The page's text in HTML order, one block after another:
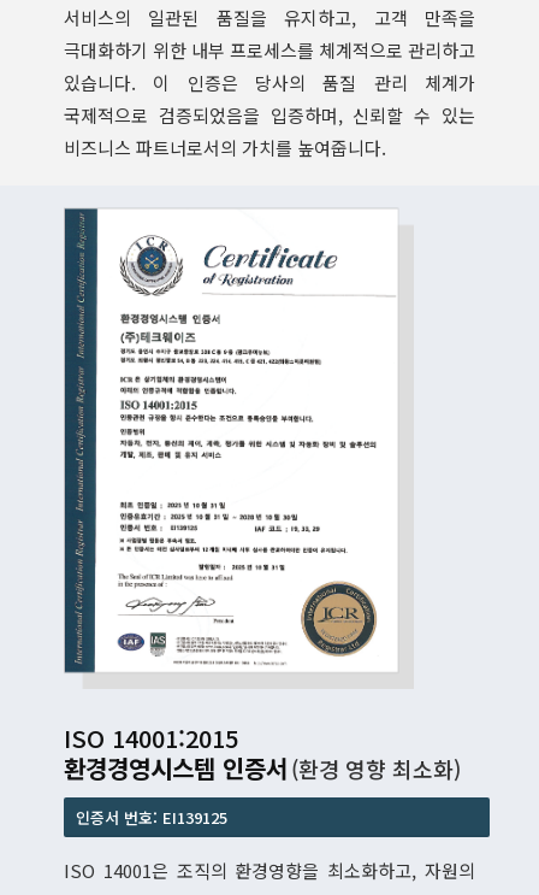
서비스의 일관된 품질을 유지하고, 고객 만족을
극대화하기 위한 내부 프로세스를 체계적으로 관리하고
있습니다. 이 인증은 당사의 품질 관리 체계가
국제적으로 검증되었음을 입증하며, 신뢰할 수 있는
비즈니스 파트너로서의 가치를 높여줍니다.
ISO 14001:2015
환경경영시스템 인증서(환경 영향 최소화)
인증서 번호: EI139125
ISO 14001은 조직의 환경영향을 최소화하고, 자원의